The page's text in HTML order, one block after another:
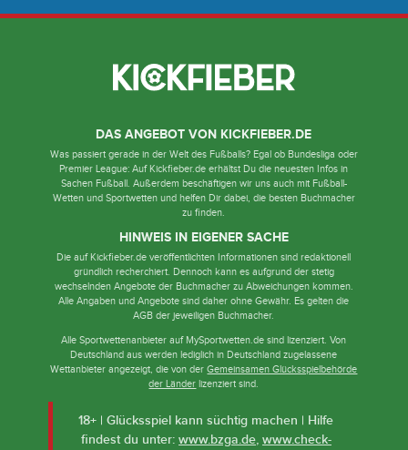
DAS ANGEBOT VON KICKFIEBER.DE
Was passiert gerade in der Welt des Fußballs? Egal ob Bundesliga oder
Premier League: Auf Kickfieber.de erhältst Du die neuesten Infos in
Sachen Fußball. Außerdem beschäftigen wir uns auch mit Fußball-
Wetten und Sportwetten und helfen Dir dabei, die besten Buchmacher
zu finden.
HINWEIS IN EIGENER SACHE
Die auf Kickfieber.de veröffentlichten Informationen sind redaktionell
gründlich recherchiert. Dennoch kann es aufgrund der stetig
wechselnden Angebote der Buchmacher zu Abweichungen kommen.
Alle Angaben und Angebote sind daher ohne Gewähr. Es gelten die
AGB der jeweiligen Buchmacher.
Alle Sportwettenanbieter auf MySportwetten.de sind lizenziert. Von
Deutschland aus werden lediglich in Deutschland zugelassene
Wettanbieter angezeigt, die von derGemeinsamen Glücksspielbehörde
der Länder lizenziert sind.
18+ | Glücksspiel kann süchtig machen | Hilfe
findest du unter: www.bzga.de, www.check-